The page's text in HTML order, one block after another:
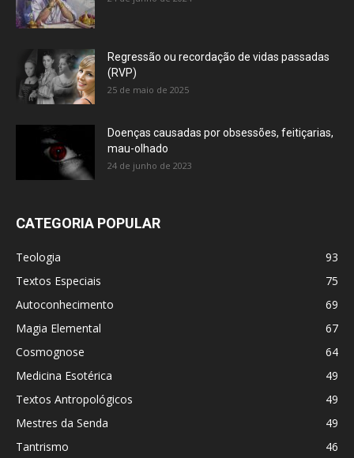
Regressão ou recordação de vidas passadas
(RVP)
25 de maio de 2025
Doenças causadas por obsessões, feitiçarias,
mau-olhado
24 de junho de 2023
CATEGORIA POPULAR
Teologia
93
Textos Especiais
75
Autoconhecimento
69
Magia Elemental
67
Cosmognose
64
Medicina Esotérica
49
Textos Antropológicos
49
Mestres da Senda
49
Tantrismo
46